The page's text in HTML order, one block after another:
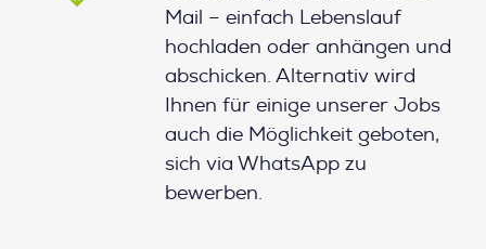
Mail – einfach Lebenslauf
hochladen oder anhängen und
abschicken. Alternativ wird
Ihnen für einige unserer Jobs
auch die Möglichkeit geboten,
sich via WhatsApp zu
bewerben.